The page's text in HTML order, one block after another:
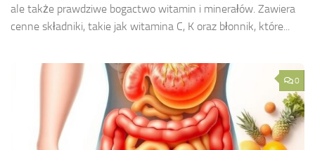
ale także prawdziwe bogactwo witamin i minerałów. Zawiera
cenne składniki, takie jak witamina C, K oraz błonnik, które...
0